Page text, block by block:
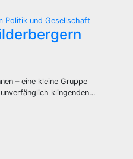
Politik und Gesellschaft
– eine kleine Gruppe
klingenden…